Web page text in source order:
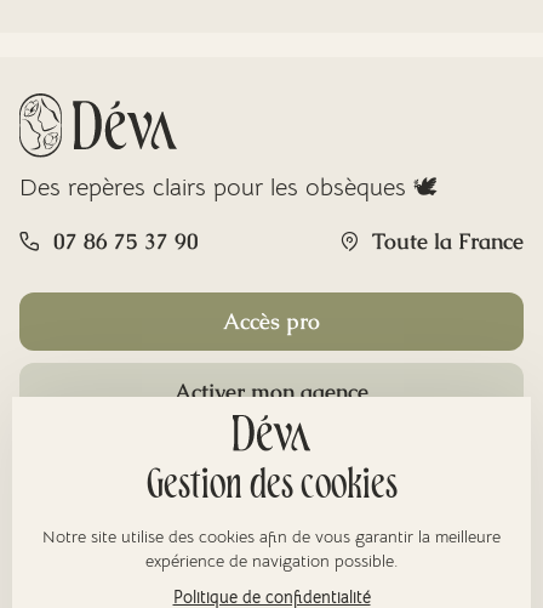
Des repères clairs pour les obsèques 🕊️
07 86 75 37 90 Toute la France
Accès pro
Activer mon agence
Gestion des cookies
Notre site utilise des cookies afin de vous garantir la meilleure
expérience de navigation possible.
Politique de confidentialité